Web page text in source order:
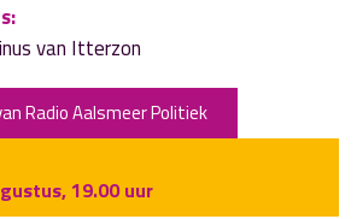
van Itterzon
Radio Aalsmeer Politiek
19.00 uur